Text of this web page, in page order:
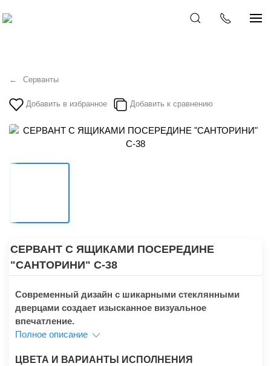
Серванты
Добавить в избранное Добавить к сравнению
СЕРВАНТ С ЯЩИКАМИ ПОСЕРЕДИНЕ
"САНТОРИНИ" C-38
Современный дизайн с шикарными стеклянными
дверцами создает изысканное визуальное
впечатление.
Полное описание
ЦВЕТА И ВАРИАНТЫ ИСПОЛНЕНИЯ